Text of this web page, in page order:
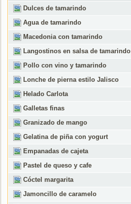
Dulces de tamarindo
Agua de tamarindo
Macedonia con tamarindo
Langostinos en salsa de tamarindo
Pollo con vino y tamarindo
Lonche de pierna estilo Jalisco
Helado Carlota
Galletas finas
Granizado de mango
Gelatina de piña con yogurt
Empanadas de cajeta
Pastel de queso y cafe
Cóctel margarita
Jamoncillo de caramelo